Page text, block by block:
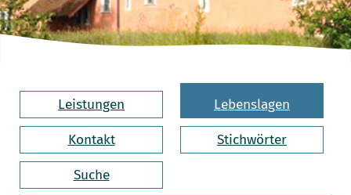
Leistungen Lebenslagen
Kontakt Stichwörter
Suche